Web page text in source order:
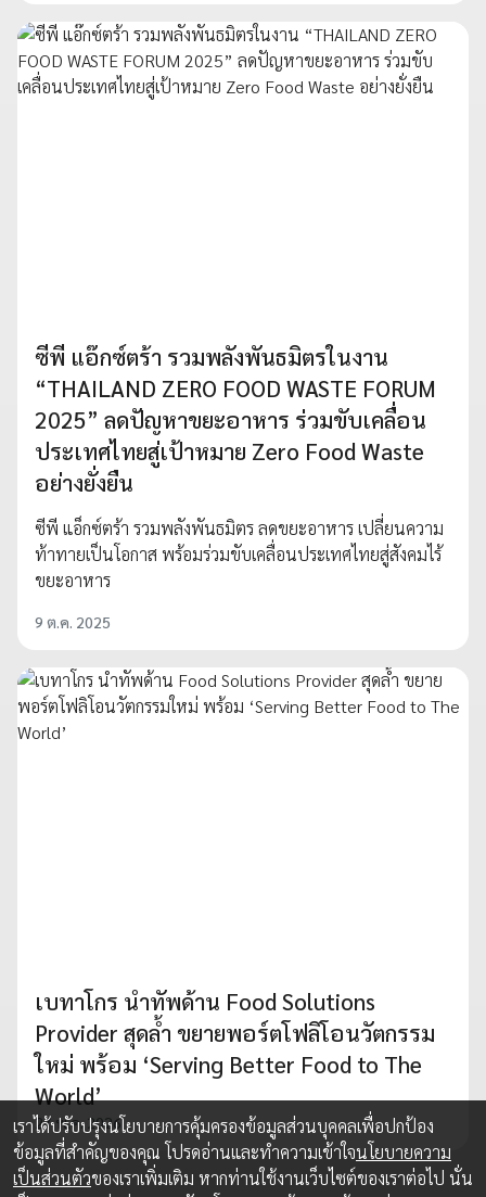
ซีพี แอ๊กซ์ตร้า รวมพลังพันธมิตรในงาน
“THAILAND ZERO FOOD WASTE FORUM
2025” ลดปัญหาขยะอาหาร ร่วมขับเคลื่อน
ประเทศไทยสู่เป้าหมาย Zero Food Waste
อย่างยั่งยืน
ซีพี แอ็กซ์ตร้า รวมพลังพันธมิตร ลดขยะอาหาร เปลี่ยนความ
ท้าทายเป็นโอกาส พร้อมร่วมขับเคลื่อนประเทศไทยสู่สังคมไร้
ขยะอาหาร
9 ต.ค. 2025
เบทาโกร นำทัพด้าน Food Solutions
Provider สุดล้ำ ขยายพอร์ตโฟลิโอนวัตกรรม
ใหม่ พร้อม ‘Serving Better Food to The
World’
27 พ.ค. 2026
เราได้ปรับปรุงนโยบายการคุ้มครองข้อมูลส่วนบุคคลเพื่อปกป้อง
ข้อมูลที่สำคัญของคุณ โปรดอ่านและทำความเข้าใจนโยบายความ
เป็นส่วนตัวของเราเพิ่มเติม หากท่านใช้งานเว็บไซต์ของเราต่อไป นั่น